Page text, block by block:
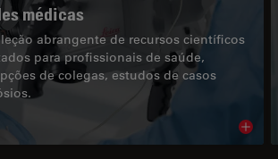
médicas
abrangente de recursos científicos
para profissionais de saúde,
de colegas, estudos de casos